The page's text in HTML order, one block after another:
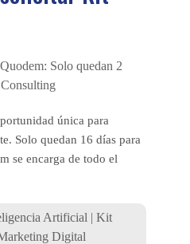
única para
Solo quedan 16 días para
se encarga de todo el
Artificial | Kit
Digital